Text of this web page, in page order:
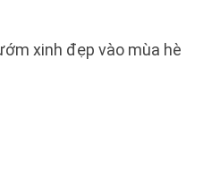
xinh đẹp vào mùa hè